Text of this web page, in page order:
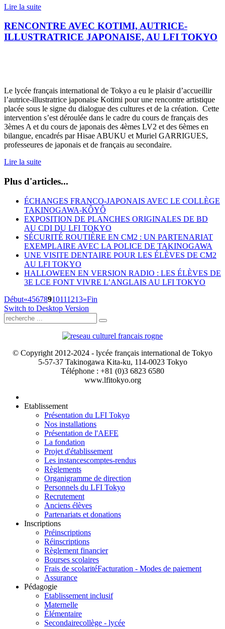
Lire la suite
RENCONTRE AVEC KOTIMI, AUTRICE-
ILLUSTRATRICE JAPONAISE, AU LFI TOKYO
Le lycée français international de Tokyo a eu le plaisir d’accueillir
l’autrice-illustratrice japonaise Kotimi pour une rencontre artistique
placée sous le signe du dialogue des cultures et de la création. Cette
intervention s’est déroulée dans le cadre du cours de français des
3èmes A et du cours de japonais des 4èmes LV2 et des 6èmes en
bilangue, encadrés par Hisae ABUKU et Muriel GARRIGUES,
professeures de japonais et de français au secondaire.
Lire la suite
Plus d'articles...
ÉCHANGES FRANCO-JAPONAIS AVEC LE COLLÈGE
TAKINOGAWA-KÔYÔ
EXPOSITION DE PLANCHES ORIGINALES DE BD
AU CDI DU LFI TOKYO
SÉCURITÉ ROUTIÈRE EN CM2 : UN PARTENARIAT
EXEMPLAIRE AVEC LA POLICE DE TAKINOGAWA
UNE VISITE DENTAIRE POUR LES ÉLÈVES DE CM2
AU LFI TOKYO
HALLOWEEN EN VERSION RADIO : LES ÉLÈVES DE
3E LCE FONT VIVRE L’ANGLAIS AU LFI TOKYO
Début«45678910111213»Fin
Switch to Desktop Version
© Copyright 2012-2024 - lycée français international de Tokyo
5-57-37 Takinogawa Kita-ku, 114-0023 Tokyo
Téléphone : +81 (0)3 6823 6580
www.lfitokyo.org
Etablissement
Présentation du LFI Tokyo
Nos installations
Présentation de l'AEFE
La fondation
Projet d'établissement
Les instancescomptes-rendus
Règlements
Organigramme de direction
Personnels du LFI Tokyo
Recrutement
Anciens élèves
Partenariats et donations
Inscriptions
Préinscriptions
Réinscriptions
Règlement financier
Bourses scolaires
Frais de scolaritéFacturation - Modes de paiement
Assurance
Pédagogie
Etablissement inclusif
Maternelle
Élémentaire
Secondairecollège - lycée